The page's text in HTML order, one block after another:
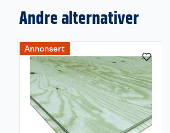
Andre alternativer
Annonsert